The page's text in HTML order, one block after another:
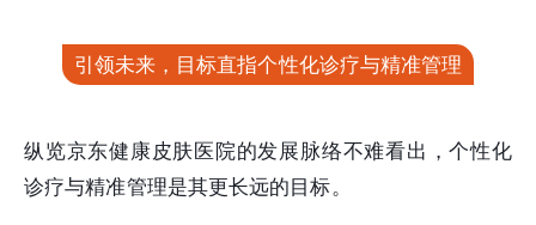
引领未来，目标直指个性化诊疗与精准管理
纵览京东健康皮肤医院的发展脉络不难看出，个性化
诊疗与精准管理是其更长远的目标。